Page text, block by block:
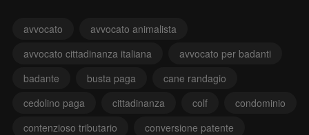
avvocato
avvocato animalista
avvocato cittadinanza italiana
avvocato per badanti
badante
busta paga
cane randagio
cedolino paga
cittadinanza colf
condominio
contenzioso tributario
conversione patente